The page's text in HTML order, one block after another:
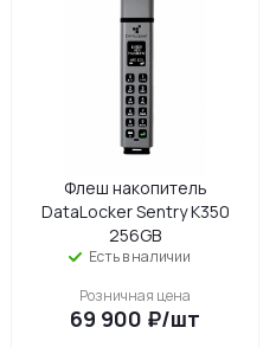
Флеш накопитель
DataLocker Sentry K350
256GB
Есть в наличии
Розничная цена
69 900 ₽/шт